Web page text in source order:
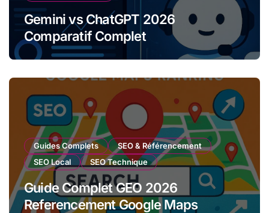
Gemini vs ChatGPT 2026
Comparatif Complet
Guides Complets
SEO & Référencement
SEO Local
SEO Technique
Guide Complet GEO 2026
Referencement Google Maps